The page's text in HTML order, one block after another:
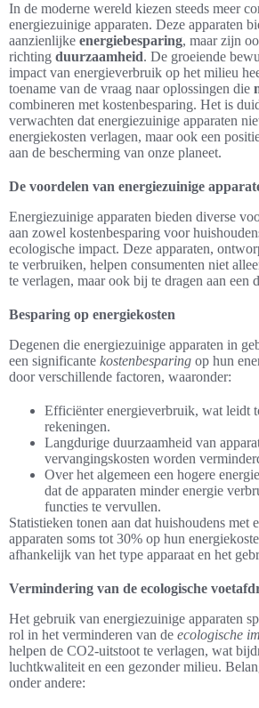
In de moderne wereld kiezen steeds meer
energiezuinige apparaten. Deze apparaten
aanzienlijke energiebesparing, maar zijn
richting duurzaamheid. De groeiende
impact van energieverbruik op het milieu
toename van de vraag naar oplossingen die
combineren met kostenbesparing. Het is
verwachten dat energiezuinige apparaten
energiekosten verlagen, maar ook een
aan de bescherming van onze planeet.
De voordelen van energiezuinige
Energiezuinige apparaten bieden diverse
aan zowel kostenbesparing voor
ecologische impact. Deze apparaten,
te verbruiken, helpen consumenten niet
te verlagen, maar ook bij te dragen aan een
Besparing op energiekosten
Degenen die energiezuinige apparaten in
een significante kostenbesparing op hun
door verschillende factoren, waaronder:
Efficiënter energieverbruik, wat leidt
rekeningen.
Langdurige duurzaamheid van
vervangingskosten worden
Over het algemeen een hogere
dat de apparaten minder energie
functies te vervullen.
Statistieken tonen aan dat huishoudens met
apparaten soms tot 30% op hun
afhankelijk van het type apparaat en het
Vermindering van de ecologische
Het gebruik van energiezuinige apparaten
rol in het verminderen van de ecologische
helpen de CO2-uitstoot te verlagen, wat
luchtkwaliteit en een gezonder milieu.
onder andere: